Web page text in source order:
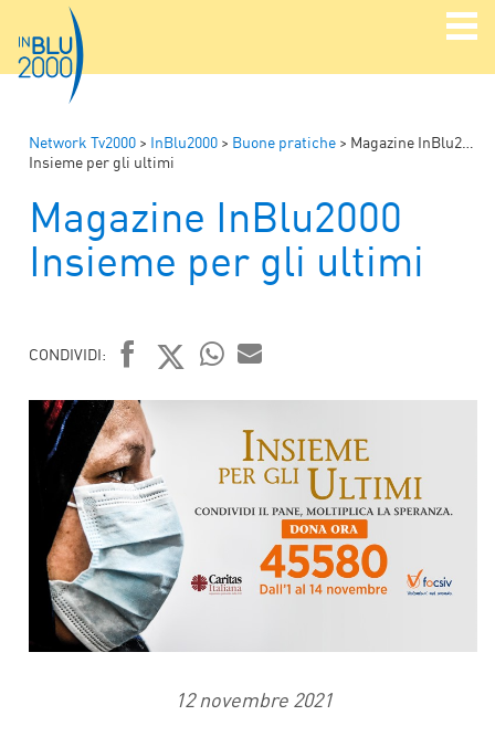
Network Tv2000 > InBlu2000 > Buone pratiche > Magazine InBlu2000
Insieme per gli ultimi
Magazine InBlu2000
Insieme per gli ultimi
CONDIVIDI:
FACEBOOK
TWITTER
WHATSAPP
MAIL
12 novembre 2021